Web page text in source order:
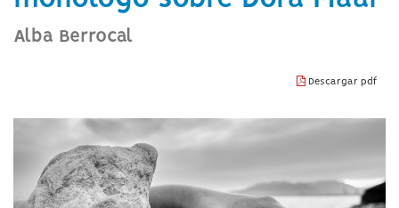
idioma
Alba Berrocal
Descargar pdf